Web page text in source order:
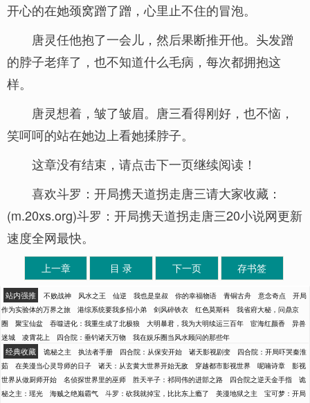
开心的在她颈窝蹭了蹭，心里止不住的冒泡。
唐灵任他抱了一会儿，然后果断推开他。头发蹭
的脖子老痒了，也不知道什么毛病，每次都拥抱这
样。
唐灵想着，皱了皱眉。唐三看得刚好，也不恼，
笑呵呵的站在她边上看她揉脖子。
这章没有结束，请点击下一页继续阅读！
喜欢斗罗：开局携天道拐走唐三请大家收藏：
(m.20xs.org)斗罗：开局携天道拐走唐三20小说网更新
速度全网最快。
上一章 目 录 下一页 存书签
站内强推 不败战神 风水之王 仙逆 我也是皇叔 你的幸福物语 青铜古舟 意念奇点
开局
作为实验体的万界之旅
港综系统要我多招小弟 剑风碎铁衣 红色莫斯科
我省府大秘，问鼎京
圈
聚宝仙盆 吞噬进化：我重生成了北极狼 大明暴君，我为大明续运三百年 宦海红颜香
异兽
迷城
凌霄花上 四合院：垂钓诸天万物 我在娱乐圈当风水顾问的那些年
经典收藏 诡秘之主 执法者手册 四合院：从保安开始 诸天影视剧变
四合院：开局吓哭秦淮
茹
在美漫当心灵导师的日子 诸天：从玄黄大世界开始无敌 穿越都市影视世界 呢喃诗章
影视
世界从做厨师开始
名侦探世界里的巫师 胜天半子：祁同伟的进部之路 四合院之逆天金手指
诡
秘之主：瑶光
海贼之绝巅霸气 斗罗：砍我就掉宝，比比东上瘾了 美漫地狱之主
宝可梦：开局